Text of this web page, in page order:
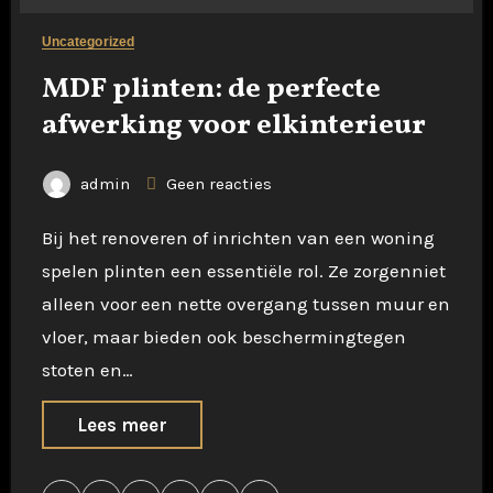
Uncategorized
MDF plinten: de perfecte
afwerking voor elkinterieur
admin Geen reacties
Bij het renoveren of inrichten van een woning
spelen plinten een essentiële rol. Ze zorgenniet
alleen voor een nette overgang tussen muur en
vloer, maar bieden ook beschermingtegen
stoten en…
Lees meer